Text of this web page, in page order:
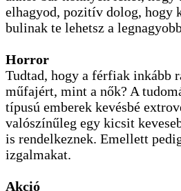
elhagyod, pozitív dolog, hogy
bulinak te lehetsz a
Horror
Tudtad, hogy a férfiak inkább
műfajért, mint a nők? A
típusú emberek kevésbé
valószínűleg egy kicsit
is rendelkeznek. Emellett
izgalmakat.
Akció